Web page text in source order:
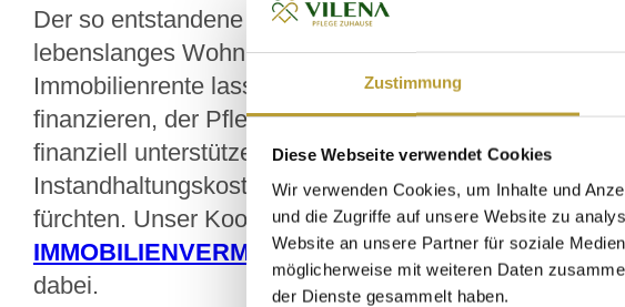
Zustimmung
Diese Webseite verwendet Cookies
Wir verwenden Cookies, um Inhalte und
und die Zugriffe auf unsere Website zu
Website an unsere Partner für soziale
möglicherweise mit weiteren Daten
der Dienste gesammelt haben.
Der so entstandene Vertrag wird dann notariell
lebenslanges Wohnrecht im Grundbuch verankert.
Immobilienrente lassen sich seniorengerechte
finanzieren, der Pflegedienst bezahlen oder
finanziell unterstützen. Sie müssen sich weder vor
Instandhaltungskosten noch vor anderweitigen
fürchten. Unser KooperationspartnerW+V Schweizer
IMMOBILIENVERMITTLUNGS GmbHunterstützt Sie
dabei.